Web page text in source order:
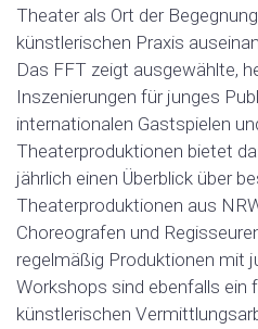
Theater als Ort der
künstlerischen Praxis
Das FFT zeigt ausgewählte,
Inszenierungen für junges
internationalen Gastspielen
Theaterproduktionen bietet
jährlich einen Überblick über
Theaterproduktionen aus
Choreografen und
regelmäßig Produktionen mit
Workshops sind ebenfalls ein
künstlerischen